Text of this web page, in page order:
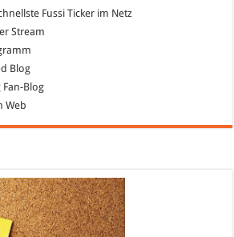
Fussi Ticker im Netz
Stream
Blog
Fan-Blog
Web